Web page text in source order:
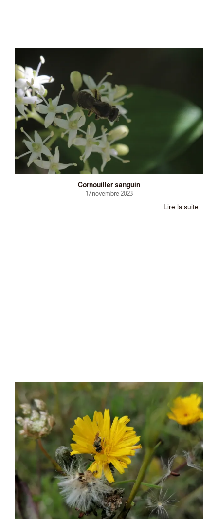
Cornouiller sanguin
17 novembre 2023
Lire la suite…